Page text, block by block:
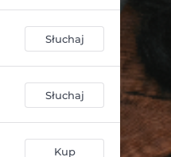
Słuchaj
Słuchaj
Kup